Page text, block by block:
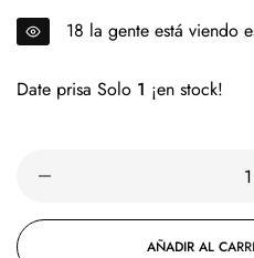
18 la gente está viendo
Date prisa Solo 1 ¡en stock!
AÑADIR AL